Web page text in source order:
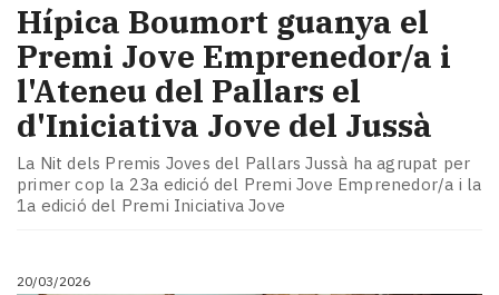
Hípica Boumort guanya el
Premi Jove Emprenedor/a i
l'Ateneu del Pallars el
d'Iniciativa Jove del Jussà
La Nit dels Premis Joves del Pallars Jussà ha agrupat per
primer cop la 23a edició del Premi Jove Emprenedor/a i la
1a edició del Premi Iniciativa Jove
20/03/2026